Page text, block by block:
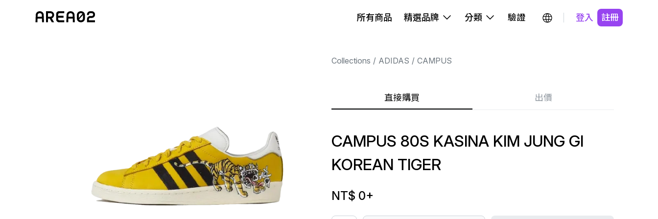
所有商品 精選品牌 分類 驗證 登入 註冊
Collections ADIDAS CAMPUS
直接購買 出價
CAMPUS 80S KASINA KIM JUNG GI
KOREAN TIGER
NT$ 0+